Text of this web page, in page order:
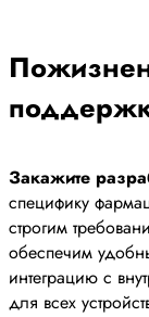
Закажите
специфику
строгим
обеспечим
интеграцию с
для всех